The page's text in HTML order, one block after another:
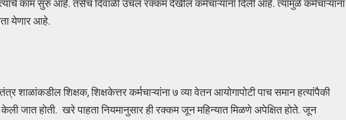
काम सुरु आहे. तसेच दिवाळी उचल रक्कम देखील कर्मचाऱ्यांना दिली आहे. त्यामुळे कर्मचाऱ्यांना
येणार आहे.
शाळांकडील शिक्षक, शिक्षकेत्तर कर्मचाऱ्यांना ७ व्या वेतन आयोगापोटी पाच समान हत्यांपैकी
जात होती. खरे पाहता नियमानुसार ही रक्कम जून महिन्यात मिळणे अपेक्षित होते. जून